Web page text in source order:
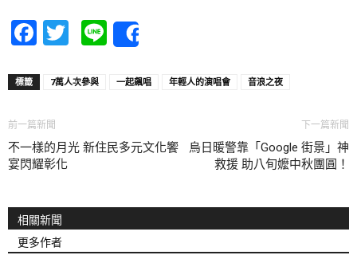
Facebook
Twitter
Line
標籤 7萬人次參與 一起飆唱 年輕人的演唱會 音浪之夜
前一篇新聞
不一樣的月光 新住民多元文化饗
宴閃耀彰化
下一篇新聞
烏日暖警靠「Google 街景」神
救援 助八旬嬤中秋團圓！
相關新聞
更多作者